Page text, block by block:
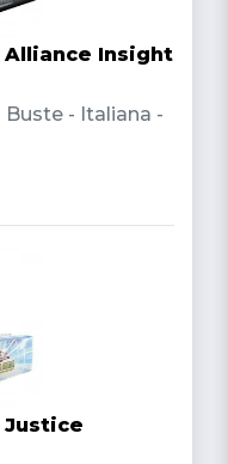
Alliance Insight
Buste - Italiana -
Justice